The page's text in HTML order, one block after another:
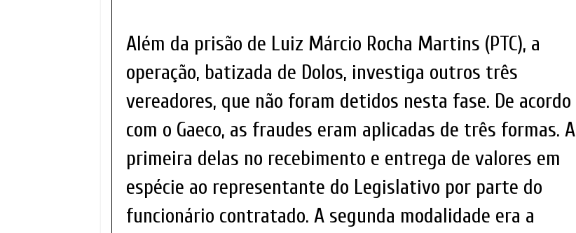
Além da prisão de Luiz Márcio Rocha Martins (PTC), a
operação, batizada de Dolos, investiga outros três
vereadores, que não foram detidos nesta fase. De acordo
com o Gaeco, as fraudes eram aplicadas de três formas. A
primeira delas no recebimento e entrega de valores em
espécie ao representante do Legislativo por parte do
funcionário contratado. A segunda modalidade era a